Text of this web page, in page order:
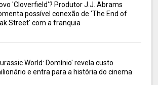
'Cloverfield'? Produtor J.J. Abrams
possível conexão de 'The End of
Street' com a franquia
World: Domínio' revela custo
e entra para a história do cinema